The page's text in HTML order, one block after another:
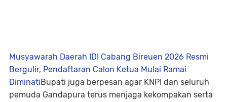
Musyawarah Daerah IDI Cabang Bireuen 2026 Resmi
Bergulir, Pendaftaran Calon Ketua Mulai Ramai
Diminati Bupati juga berpesan agar KNPI dan seluruh
pemuda Gandapura terus menjaga kekompakan serta